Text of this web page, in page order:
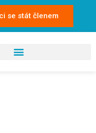
se stát členem